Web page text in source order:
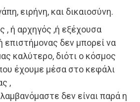
ειρήνη, και δικαιοσύνη.
, ή αρχηγός ,ή εξέχουσα
δεν μπορεί να
καλύτερο, διότι ο κόσμος
έχουμε μέσα στο κεφάλι
,
δεν είναι παρά η